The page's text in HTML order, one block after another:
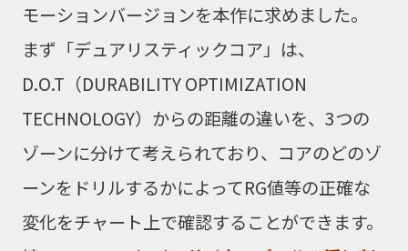
モーションバージョンを本作に求めました。
まず 「デュアリスティックコア」 は、
D.O.T（DURABILITY OPTIMIZATION
TECHNOLOGY）からの距離の違いを、3つの
ゾーンに分けて考えられており、コアのどのゾ
ーンをドリルするかによってRG値等の正確な
変化をチャート上で確認することができます。